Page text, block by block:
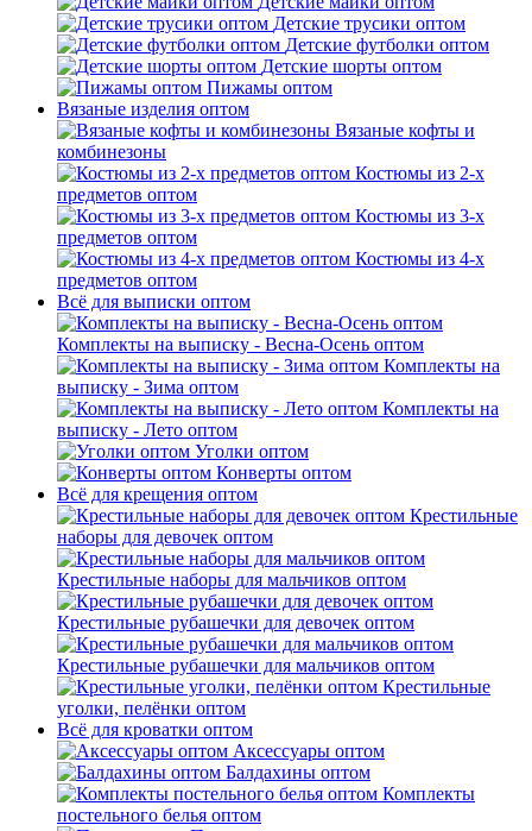
Детские трусики оптом
Детские футболки оптом
Детские шорты оптом
Пижамы оптом
Вязаные изделия оптом
Вязаные кофты и
комбинезоны
Костюмы из 2-х
предметов оптом
Костюмы из 3-х
предметов оптом
Костюмы из 4-х
предметов оптом
Всё для выписки оптом
Комплекты на выписку - Весна-Осень оптом
Комплекты на
выписку - Зима оптом
Комплекты на
выписку - Лето оптом
Уголки оптом
Конверты оптом
Всё для крещения оптом
Крестильные
наборы для девочек оптом
Крестильные наборы для мальчиков оптом
Крестильные рубашечки для девочек оптом
Крестильные рубашечки для мальчиков оптом
Крестильные
уголки, пелёнки оптом
Всё для кроватки оптом
Аксессуары оптом
Балдахины оптом
Комплекты
постельного белья оптом